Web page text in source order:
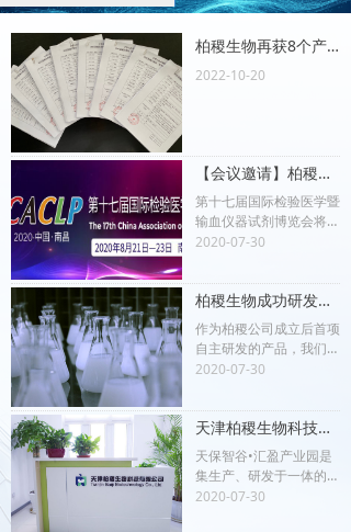
柏稷生物再获8个产品注册证！
2022-10-20
【会议邀请】柏稷公司诚邀您参加第十七届国际检验医学暨输血仪器试剂博览会
第十七届国际检验医学暨
输血仪器试剂博览会将于
2020年8月21日-23日在
行，此次会议将以“智
能、融合、创新”为主题
2020-07-30
柏稷生物成功研发丙肝NS3原料
作为柏稷公司成立后首项
自主研发的产品，我们对
丙肝病毒-NS3抗原原料
血，也对该产品的发展寄
予了厚望。未来，我们将
继续努力，需求更多的合
作伙伴，研发出更多的高
质量产品，敬请期待！
2020-07-30
天津柏稷生物科技有限公司正式入驻天保智谷园区
天保智谷•汇盈产业园是
集生产、研发于一体的工
业园区，项目位于空港经
2020-07-30